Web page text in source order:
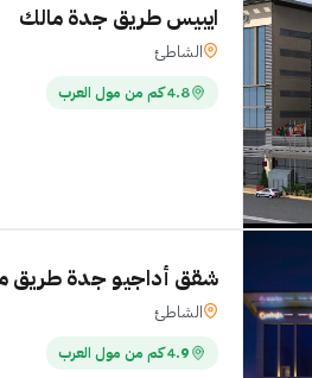
ايبيس طريق جدة مالك
الشاطئ
4.8 كم من مول العرب
شقق أداجيو جدة طريق
الشاطئ
4.9 كم من مول العرب